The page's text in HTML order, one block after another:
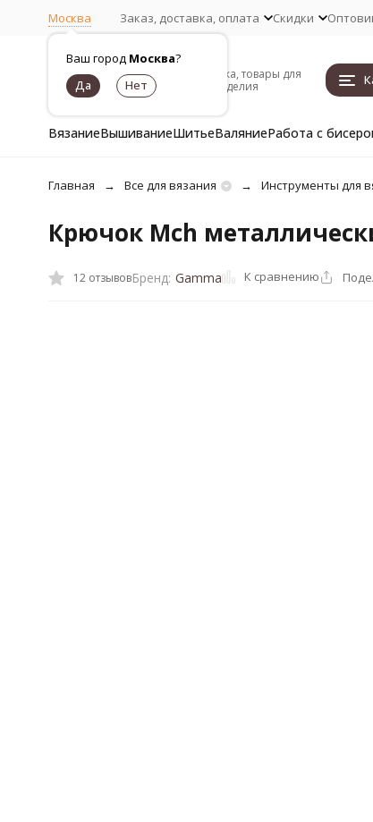
Москва
Ваш город Москва?
Заказ, доставка, оплата Скидки
Пряжа, товары для
рукоделия
ВязаниеВышиваниеШитьеВаляниеРабота с
Главная Все для вязания Инструменты для
Крючок Mch
12 отзывовБренд: Gamma К сравнению